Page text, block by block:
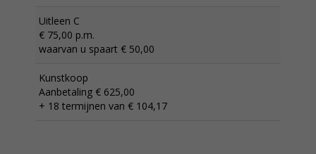
Uitleen C
€ 75,00 p.m.
waarvan u spaart € 50,00
Kunstkoop
Aanbetaling € 625,00
+ 18 termijnen van € 104,17